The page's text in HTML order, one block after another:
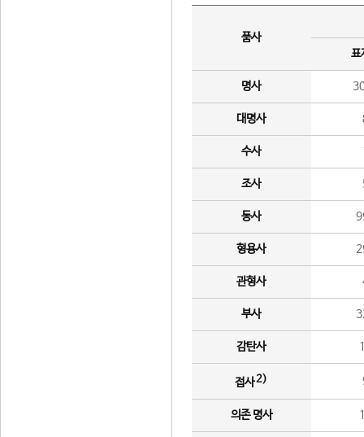
품사
표
명사
대명사
수사
조사
동사
형용사
관형사
부사
감탄사
접사2)
의존 명사